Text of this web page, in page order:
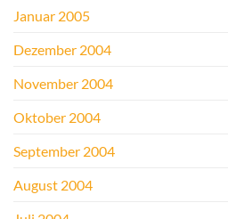
Januar 2005
Dezember 2004
November 2004
Oktober 2004
September 2004
August 2004